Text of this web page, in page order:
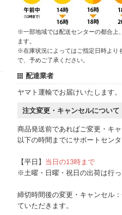
※一部地域では配送センターの都合上
ます。
※在庫状況によってはご指定日時より
で、予めご了承ください。
配達業者
ヤマト運輸でお届けいたします。
注文変更・キャンセルについて
商品発送前であればご変更・キャ
以下の時間までにサポートセン
【平日】 当日の13時まで
※土曜・日曜・祝日の出荷は行っ
締切時間後の変更・キャンセル
ていただきます。